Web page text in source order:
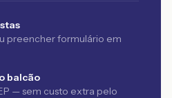
preencher formulário em
balcão
— sem custo extra pelo